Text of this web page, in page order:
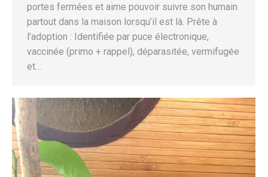
portes fermées et aime pouvoir suivre son humain
partout dans la maison lorsqu’il est là. Prête à
l’adoption : Identifiée par puce électronique,
vaccinée (primo + rappel), déparasitée, vermifugée
et…